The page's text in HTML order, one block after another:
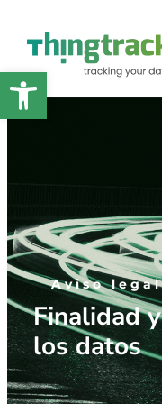
Abrir barra de
Aviso legal
Finalidad
los datos